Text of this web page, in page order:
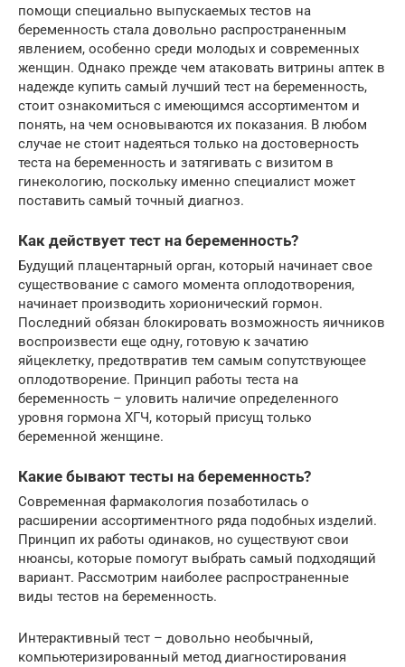
помощи специально выпускаемых тестов на
беременность стала довольно распространенным
явлением, особенно среди молодых и современных
женщин. Однако прежде чем атаковать витрины аптек в
надежде купить самый лучший тест на беременность,
стоит ознакомиться с имеющимся ассортиментом и
понять, на чем основываются их показания. В любом
случае не стоит надеяться только на достоверность
теста на беременность и затягивать с визитом в
гинекологию, поскольку именно специалист может
поставить самый точный диагноз.
Как действует тест на беременность?
Будущий плацентарный орган, который начинает свое
существование с самого момента оплодотворения,
начинает производить хорионический гормон.
Последний обязан блокировать возможность яичников
воспроизвести еще одну, готовую к зачатию
яйцеклетку, предотвратив тем самым сопутствующее
оплодотворение. Принцип работы теста на
беременность – уловить наличие определенного
уровня гормона ХГЧ, который присущ только
беременной женщине.
Какие бывают тесты на беременность?
Современная фармакология позаботилась о
расширении ассортиментного ряда подобных изделий.
Принцип их работы одинаков, но существуют свои
нюансы, которые помогут выбрать самый подходящий
вариант. Рассмотрим наиболее распространенные
виды тестов на беременность.
Интерактивный тест – довольно необычный,
компьютеризированный метод диагностирования